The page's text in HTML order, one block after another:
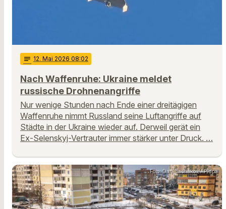
notes 12. Mai 2026 08:02
Nach Waffenruhe: Ukraine meldet
russische Drohnenangriffe
Nur wenige Stunden nach Ende einer dreitägigen
Waffenruhe nimmt Russland seine Luftangriffe auf
Städte in der Ukraine wieder auf. Derweil gerät ein
Ex-Selenskyj-Vertrauter immer stärker unter Druck. …
Foto: Dan Bashakov/AP/dpa